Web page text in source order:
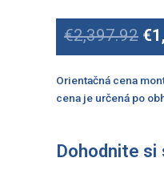
€2,397.92 €
Orientačná cena
cena je určená po
Dohodnite si